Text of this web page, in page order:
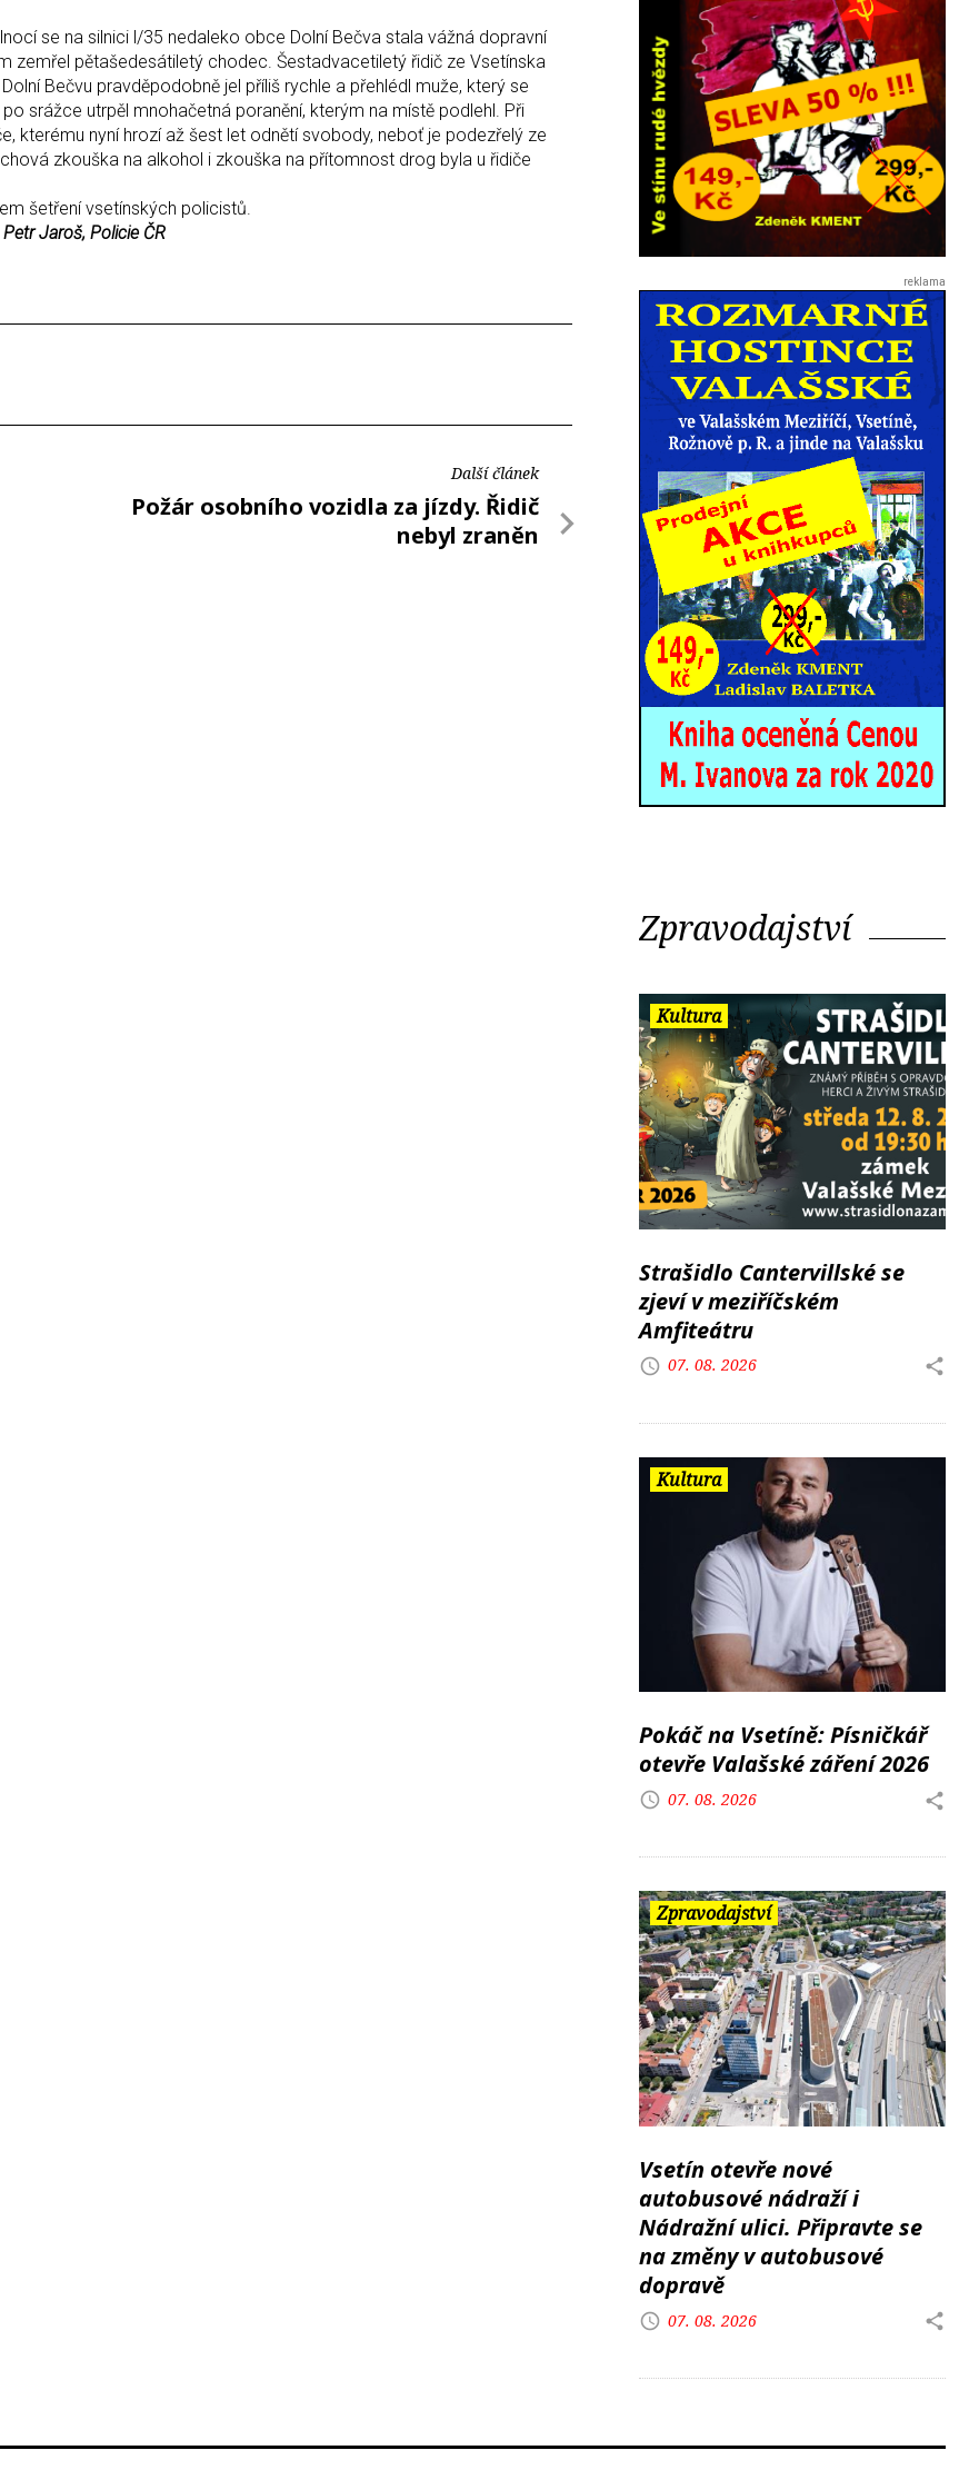
se na silnici l/35 nedaleko obce Dolní Bečva stala vážná dopravní
zemřel pětašedesátiletý chodec. Šestadvacetiletý řidič ze Vsetínska
Bečvu pravděpodobně jel příliš rychle a přehlédl muže, který se
srážce utrpěl mnohačetná poranění, kterým na místě podlehl. Při
kterému nyní hrozí až šest let odnětí svobody, neboť je podezřelý ze
zkouška na alkohol i zkouška na přítomnost drog byla u řidiče
šetření vsetínských policistů.
ČR
Další článek
Požár osobního vozidla za jízdy. Řidič
nebyl zraněn
Zpravodajství
Kultura
Strašidlo Cantervillské se
zjeví v meziříčském
Amfiteátru
07. 08. 2026
Kultura
Pokáč na Vsetíně: Písničkář
otevře Valašské záření 2026
07. 08. 2026
Zpravodajství
Vsetín otevře nové
autobusové nádraží i
Nádražní ulici. Připravte se
na změny v autobusové
dopravě
07. 08. 2026